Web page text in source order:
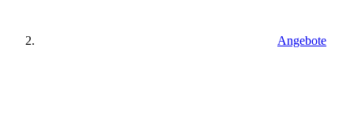
Angebote